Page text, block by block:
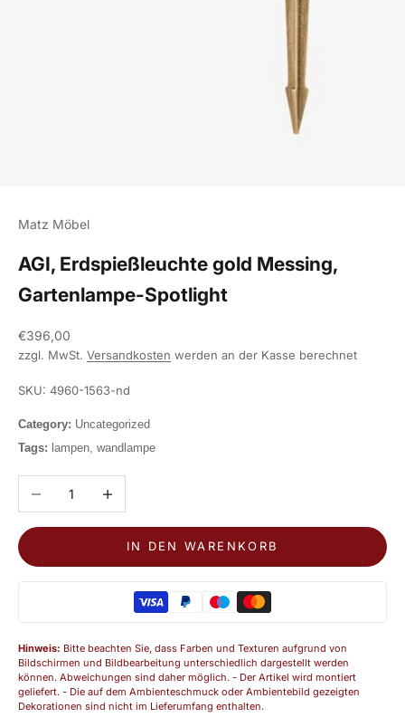
Matz Möbel
AGI, Erdspießleuchte gold Messing,
Gartenlampe-Spotlight
Angebot
€396,00
zzgl. MwSt. Versandkosten werden an der Kasse berechnet
SKU: 4960-1563-nd
Category: Uncategorized
Tags: lampen, wandlampe
Anzahl verringernAnzahl erhöhen
IN DEN WARENKORB
Hinweis: Bitte beachten Sie, dass Farben und Texturen aufgrund von
Bildschirmen und Bildbearbeitung unterschiedlich dargestellt werden
können. Abweichungen sind daher möglich. - Der Artikel wird montiert
geliefert. - Die auf dem Ambienteschmuck oder Ambientebild gezeigten
Dekorationen sind nicht im Lieferumfang enthalten.